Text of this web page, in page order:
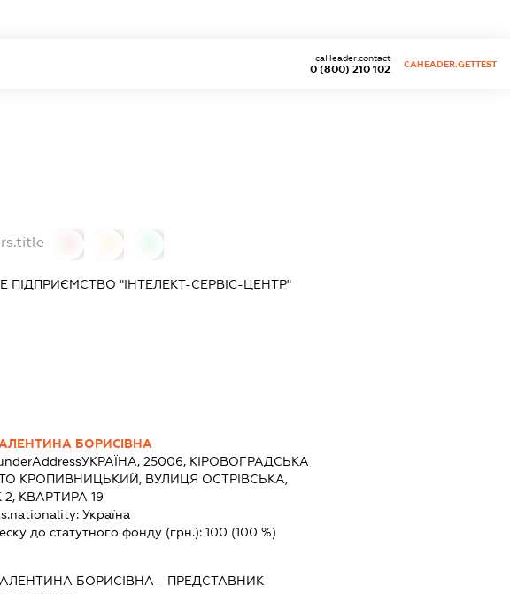
0 (800) 210 102
caHeader.contact
CAHEADER.GETTEST
ПІДПРИЄМСТВО "ІНТЕЛЕКТ-СЕРВІС-ЦЕНТР"
БОРИСІВНА
УКРАЇНА, 25006, КІРОВОГРАДСЬКА
КРОПИВНИЦЬКИЙ, ВУЛИЦЯ ОСТРІВСЬКА,
КВАРТИРА 19
Україна
до статутного фонду (грн.):100 (100 %)
БОРИСІВНА - ПРЕДСТАВНИК